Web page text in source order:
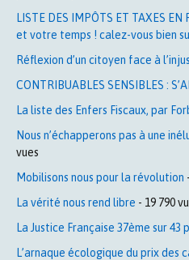
LISTE DES IMPÔTS ET TAXES
et votre temps ! calez-vous bien
Réflexion d’un citoyen face à
CONTRIBUABLES SENSIBLES :
La liste des Enfers Fiscaux, par
Nous n’échapperons pas à une
vues
Mobilisons nous pour la révolution
La vérité nous rend libre - 19 790
La Justice Française 37ème sur 43
L’arnaque écologique du prix des